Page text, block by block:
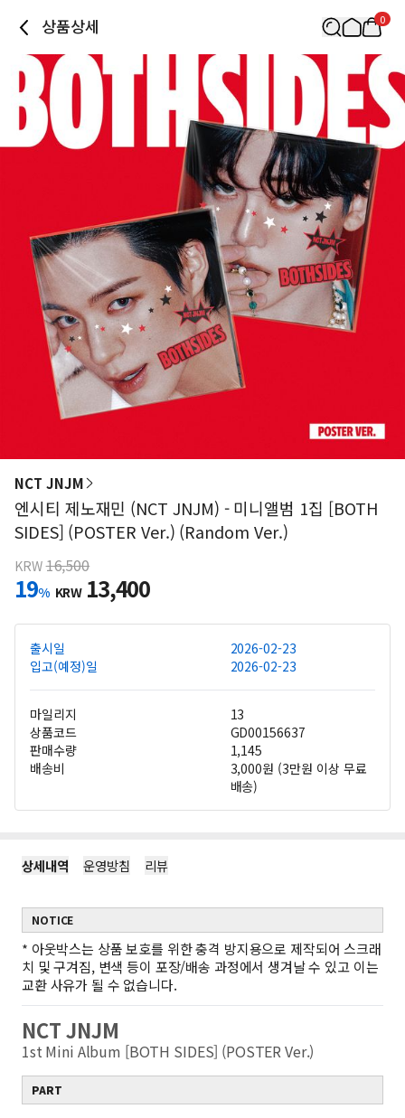
상품상세 0
NCT JNJM
엔시티 제노재민 (NCT JNJM) - 미니앨범 1집 [BOTH
SIDES] (POSTER Ver.) (Random Ver.)
KRW 16,500
19% KRW 13,400
출시일
2026-02-23
입고(예정)일
2026-02-23
마일리지
13
상품코드
GD00156637
판매수량
1,145
배송비
3,000원 (3만원 이상 무료
배송)
상세내역 운영방침 리뷰
NOTICE
* 아웃박스는 상품 보호를 위한 충격 방지용으로 제작되어 스크래
치 및 구겨짐, 변색 등이 포장/배송 과정에서 생겨날 수 있고 이는
교환 사유가 될 수 없습니다.
NCT JNJM
1st Mini Album [BOTH SIDES] (POSTER Ver.)
PART